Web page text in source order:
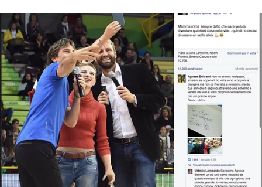
FOTO
CONCORSI
EVENTI
VIDEO
TV